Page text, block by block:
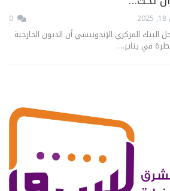
البنك المركزي الإندونيسي أن الديون الخارجية
في يناير…